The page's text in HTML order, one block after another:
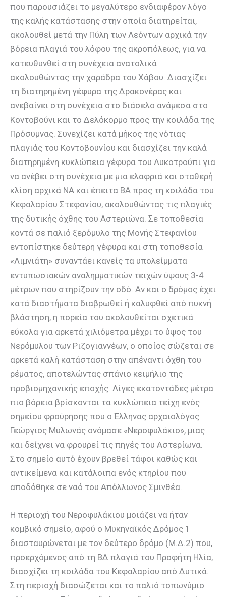
που παρουσιάζει το μεγαλύτερο ενδιαφέρον λόγο
της καλής κατάστασης στην οποία διατηρείται,
ακολουθεί μετά την Πύλη των Λεόντων αρχικά την
βόρεια πλαγιά του λόφου της ακροπόλεως, για να
κατευθυνθεί στη συνέχεια ανατολικά
ακολουθώντας την χαράδρα του Χάβου. Διασχίζει
τη διατηρημένη γέφυρα της Δρακονέρας και
ανεβαίνει στη συνέχεια στο διάσελο ανάμεσα στο
Κοντοβούνι και το Δελόκορμο προς την κοιλάδα της
Πρόσυμνας. Συνεχίζει κατά μήκος της νότιας
πλαγιάς του Κοντοβουνίου και διασχίζει την καλά
διατηρημένη κυκλώπεια γέφυρα του Λυκοτρούπι για
να ανέβει στη συνέχεια με μια ελαφριά και σταθερή
κλίση αρχικά ΝΑ και έπειτα ΒΑ προς τη κοιλάδα του
Κεφαλαρίου Στεφανίου, ακολουθώντας τις πλαγιές
της δυτικής όχθης του Αστεριώνα. Σε τοποθεσία
κοντά σε παλιό ξερόμυλο της Μονής Στεφανίου
εντοπίστηκε δεύτερη γέφυρα και στη τοποθεσία
«Λιμνιάτη» συναντάει κανείς τα υπολείμματα
εντυπωσιακών αναλημματικών τειχών ύψους 3-4
μέτρων που στηρίζουν την οδό. Αν και ο δρόμος έχει
κατά διαστήματα διαβρωθεί ή καλυφθεί από πυκνή
βλάστηση, η πορεία του ακολουθείται σχετικά
εύκολα για αρκετά χιλιόμετρα μέχρι το ύψος του
Νερόμυλου των Ριζογιαννέων, ο οποίος σώζεται σε
αρκετά καλή κατάσταση στην απέναντι όχθη του
ρέματος, αποτελώντας σπάνιο κειμήλιο της
προβιομηχανικής εποχής. Λίγες εκατοντάδες μέτρα
πιο βόρεια βρίσκονται τα κυκλώπεια τείχη ενός
σημείου φρούρησης που ο Έλληνας αρχαιολόγος
Γεώργιος Μυλωνάς ονόμασε «Νεροφυλάκιο», μιας
και δείχνει να φρουρεί τις πηγές του Αστερίωνα.
Στο σημείο αυτό έχουν βρεθεί τάφοι καθώς και
αντικείμενα και κατάλοιπα ενός κτηρίου που
αποδόθηκε σε ναό του Απόλλωνος Σμινθέα.
Η περιοχή του Νεροφυλάκιου μοιάζει να ήταν
κομβικό σημείο, αφού ο Μυκηναϊκός Δρόμος 1
διασταυρώνεται με τον δεύτερο δρόμο (Μ.Δ.2) που,
προερχόμενος από τη ΒΔ πλαγιά του Προφήτη Ηλία,
διασχίζει τη κοιλάδα του Κεφαλαρίου από Δυτικά.
Στη περιοχή διασώζεται και το παλιό τοπωνύμιο